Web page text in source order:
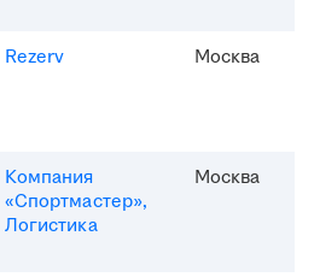
Rezerv Москва
Компания
«Спортмастер»,
Логистика
Москва